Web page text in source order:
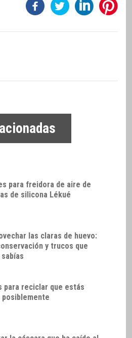
para freidora de aire de
de silicona Lékué
las claras de huevo:
y trucos que
para reciclar que estás
posiblemente